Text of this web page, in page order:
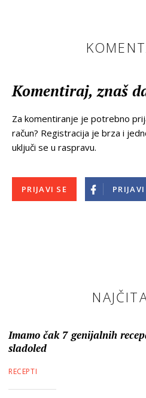
Komentiraj, znaš
Za komentiranje je potrebno
račun? Registracija je brza i
uključi se u raspravu.
PRIJAVI SE
Imamo čak 7 genijalnih
sladoled
RECEPTI